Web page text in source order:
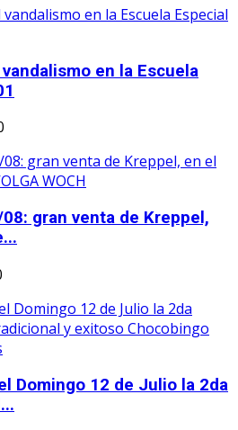
en la Escuela
gran venta de Kreppel,
Domingo 12 de Julio la 2da